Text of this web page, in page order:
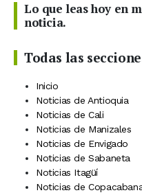
Lo que leas hoy en
noticia.
Todas las
Inicio
Noticias de Antioquia
Noticias de Cali
Noticias de Manizales
Noticias de Envigado
Noticias de Sabaneta
Noticias Itagüí
Noticias de